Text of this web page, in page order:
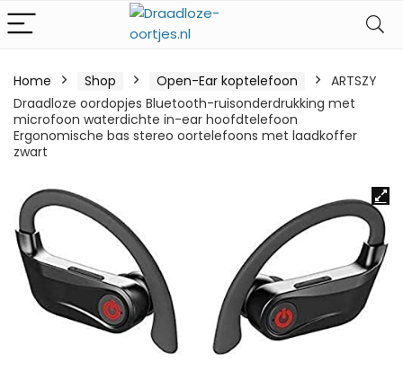
Home Shop Open-Ear koptelefoon
ARTSZY
Draadloze oordopjes Bluetooth-ruisonderdrukking met
microfoon waterdichte in-ear hoofdtelefoon
Ergonomische bas stereo oortelefoons met laadkoffer
zwart